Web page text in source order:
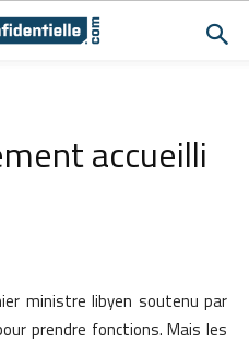
accueilli
ministre libyen soutenu par
prendre fonctions. Mais les